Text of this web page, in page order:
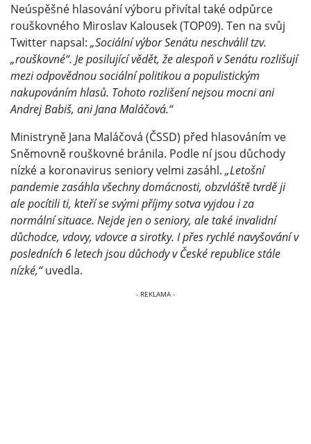
Neúspěšné hlasování výboru přivítal také odpůrce
rouškovného Miroslav Kalousek (TOP09). Ten na svůj
Twitter napsal: „Sociální výbor Senátu neschválil tzv.
„rouškovné“. Je posilující vědět, že alespoň v Senátu rozlišují
mezi odpovědnou sociální politikou a populistickým
nakupováním hlasů. Tohoto rozlišení nejsou mocni ani
Andrej Babiš, ani Jana Maláčová.“
Ministryně Jana Maláčová (ČSSD) před hlasováním ve
Sněmovně rouškovné bránila. Podle ní jsou důchody
nízké a koronavirus seniory velmi zasáhl. „Letošní
pandemie zasáhla všechny domácnosti, obzvláště tvrdě ji
ale pocítili ti, kteří se svými příjmy sotva vyjdou i za
normální situace. Nejde jen o seniory, ale také invalidní
důchodce, vdovy, vdovce a sirotky. I přes rychlé navyšování v
posledních 6 letech jsou důchody v České republice stále
nízké,“uvedla.